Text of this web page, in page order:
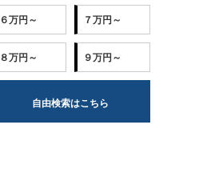
６万円～ ７万円～
８万円～ ９万円～
自由検索はこちら